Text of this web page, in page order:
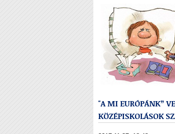
"A MI EURÓPÁNK”
KÖZÉPISKOLÁSOK